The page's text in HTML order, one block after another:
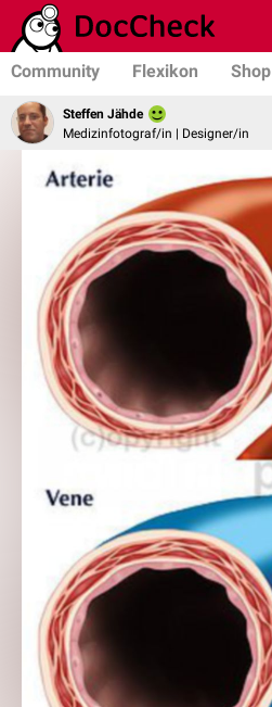
Community Flexikon Shop
Steffen Jähde
Medizinfotograf/in | Designer/in